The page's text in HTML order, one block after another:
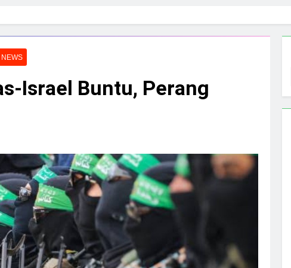
Israel Buntu, Perang